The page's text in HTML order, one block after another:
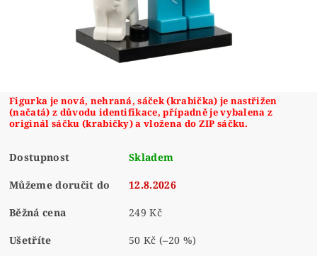
Figurka je nová, nehraná, sáček (krabička) je nastřižen
(načatá) z důvodu identifikace, případně je vybalena z
originál sáčku (krabičky) a vložena do ZIP sáčku.
Dostupnost Skladem
Můžeme doručit do 12.8.2026
Běžná cena 249 Kč
Ušetříte 50 Kč(–20 %)